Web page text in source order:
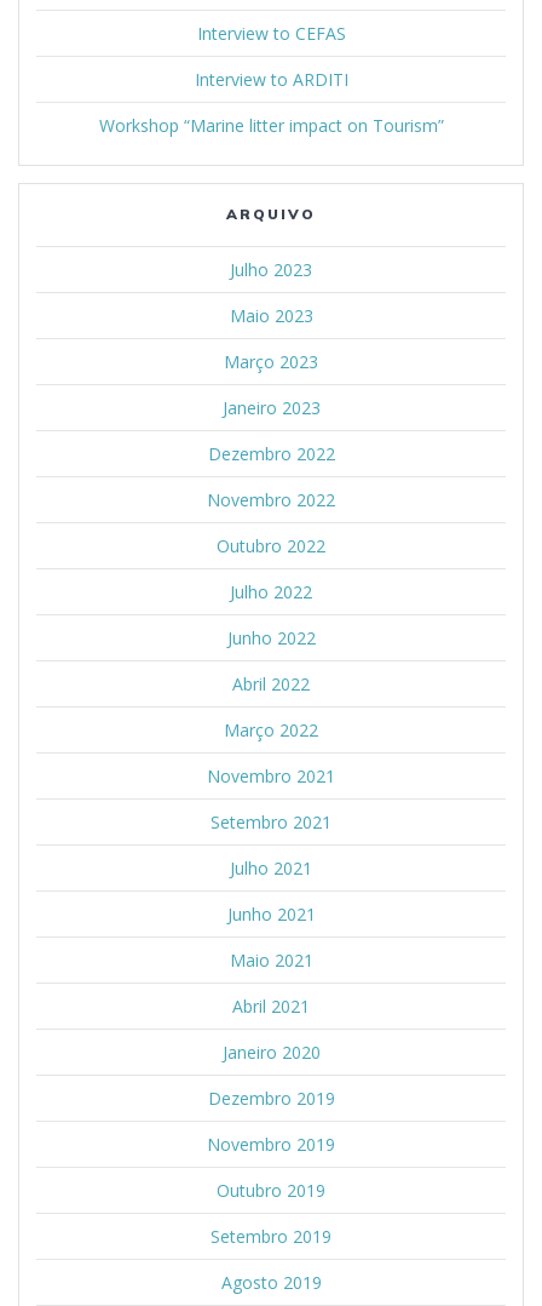
Interview to CEFAS
Interview to ARDITI
Workshop “Marine litter impact on Tourism”
ARQUIVO
Julho 2023
Maio 2023
Março 2023
Janeiro 2023
Dezembro 2022
Novembro 2022
Outubro 2022
Julho 2022
Junho 2022
Abril 2022
Março 2022
Novembro 2021
Setembro 2021
Julho 2021
Junho 2021
Maio 2021
Abril 2021
Janeiro 2020
Dezembro 2019
Novembro 2019
Outubro 2019
Setembro 2019
Agosto 2019